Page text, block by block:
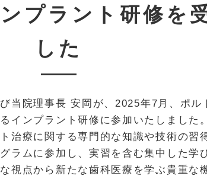
プラント研修を
した
当院理事長 安岡が、2025年7月、ポル
インプラント研修に参加いたしました
治療に関する専門的な知識や技術の習
ラムに参加し、実習を含む集中した学
視点から新たな歯科医療を学ぶ貴重な